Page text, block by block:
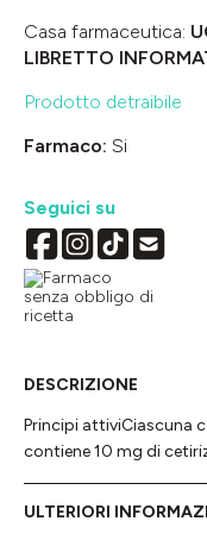
Casa farmaceutica:
LIBRETTO
Prodotto detraibile
Farmaco: Si
Seguici su
DESCRIZIONE
Principi attiviCiascuna
contiene 10 mg di
ULTERIORI